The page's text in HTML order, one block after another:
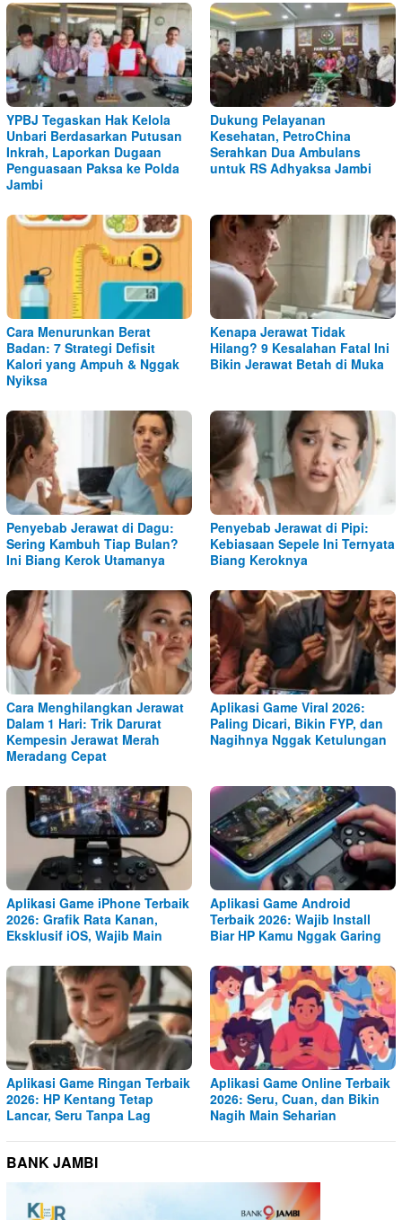
YPBJ Tegaskan Hak Kelola
Unbari Berdasarkan Putusan
Inkrah, Laporkan Dugaan
Penguasaan Paksa ke Polda
Jambi
Dukung Pelayanan
Kesehatan, PetroChina
Serahkan Dua Ambulans
untuk RS Adhyaksa Jambi
Cara Menurunkan Berat
Badan: 7 Strategi Defisit
Kalori yang Ampuh & Nggak
Nyiksa
Kenapa Jerawat Tidak
Hilang? 9 Kesalahan Fatal Ini
Bikin Jerawat Betah di Muka
Penyebab Jerawat di Dagu:
Sering Kambuh Tiap Bulan?
Ini Biang Kerok Utamanya
Penyebab Jerawat di Pipi:
Kebiasaan Sepele Ini Ternyata
Biang Keroknya
Cara Menghilangkan Jerawat
Dalam 1 Hari: Trik Darurat
Kempesin Jerawat Merah
Meradang Cepat
Aplikasi Game Viral 2026:
Paling Dicari, Bikin FYP, dan
Nagihnya Nggak Ketulungan
Aplikasi Game iPhone Terbaik
2026: Grafik Rata Kanan,
Eksklusif iOS, Wajib Main
Aplikasi Game Android
Terbaik 2026: Wajib Install
Biar HP Kamu Nggak Garing
Aplikasi Game Ringan Terbaik
2026: HP Kentang Tetap
Lancar, Seru Tanpa Lag
Aplikasi Game Online Terbaik
2026: Seru, Cuan, dan Bikin
Nagih Main Seharian
BANK JAMBI